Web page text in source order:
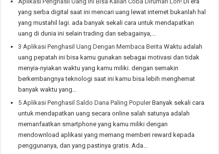
yang serba digital saat ini mencari uang lewat internet bukanlah hal
yang mustahil lagi. ada banyak sekali cara untuk mendapatkan
uang di dunia ini selain trading dan sebagainya,…
3 Aplikasi Penghasil Uang Dengan Membaca Berita Waktu adalah
uang pepatah ini bisa kamu gunakan sebagai motivasi dan tidak
menyia-nyiakan waktu yang kamu miliki. dengan semakin
berkembangnya teknologi saat ini kamu bisa lebih menghemat
banyak waktu yang…
5 Aplikasi Penghasil Saldo Dana Paling PopulerBanyak sekali cara
untuk mendapatkan uang secara online salah satunya adalah
memanfaatkan smartphone yang kamu miliki dengan
mendownload aplikasi yang memang memberi reward kepada
penggunanya, dan yang pastinya gratis. Ada…